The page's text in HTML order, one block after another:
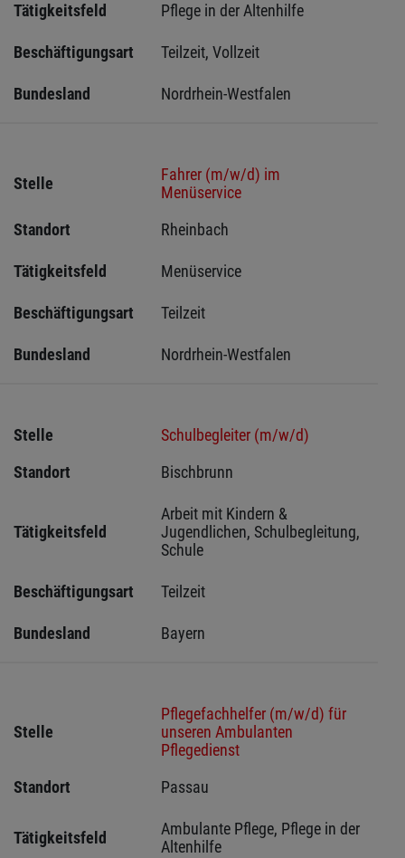
Tätigkeitsfeld Pflege in der Altenhilfe
Beschäftigungsart Teilzeit, Vollzeit
Bundesland Nordrhein-Westfalen
Stelle
Fahrer (m/w/d) im
Menüservice
Standort
Rheinbach
Tätigkeitsfeld Menüservice
Beschäftigungsart Teilzeit
Bundesland Nordrhein-Westfalen
Stelle
Schulbegleiter (m/w/d)
Standort
Bischbrunn
Tätigkeitsfeld
Arbeit mit Kindern &
Jugendlichen, Schulbegleitung,
Schule
Beschäftigungsart Teilzeit
Bundesland Bayern
Stelle
Pflegefachhelfer (m/w/d) für
unseren Ambulanten
Pflegedienst
Standort
Passau
Tätigkeitsfeld
Ambulante Pflege, Pflege in der
Altenhilfe